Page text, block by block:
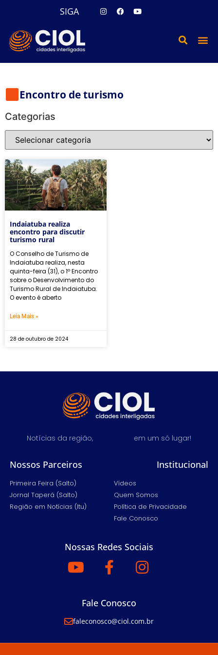
SIGA
Encontro de turismo
Categorias
Indaiatuba realiza
encontro para discutir
turismo rural
O Conselho de Turismo de
Indaiatuba realiza, nesta
quinta-feira (31), o 1º Encontro
sobre o Desenvolvimento do
Turismo Rural de Indaiatuba.
O evento é aberto
Leia Mais »
28 de outubro de 2024
Notícias da região, em um só lugar!
Nossos Parceiros
Primeira Feira (Salto)
Jornal Taperá (Salto)
Região em Notícias (Itu)
Institucional
Vídeos
Quem Somos
Política de Privacidade
Fale Conosco
Nossas Redes Sociais
Fale Conosco
faleconosco@ciol.com.br